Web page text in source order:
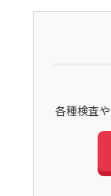
各種検査